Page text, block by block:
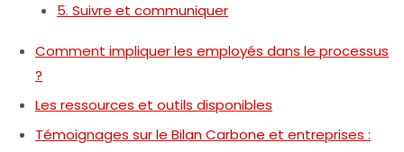
5. Suivre et communiquer
Comment impliquer les employés dans le processus
?
Les ressources et outils disponibles
Témoignages sur le Bilan Carbone et entreprises :